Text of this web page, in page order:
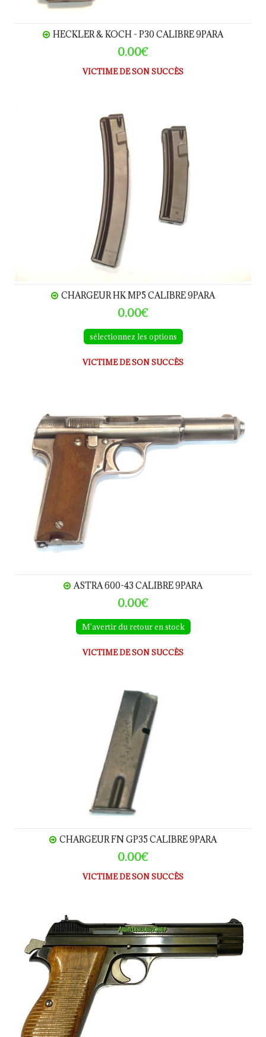
HECKLER & KOCH - P30 CALIBRE 9PARA
0.00€
VICTIME DE SON SUCCÈS
CHARGEUR HK MP5 CALIBRE 9PARA
0.00€
sélectionnez les options
VICTIME DE SON SUCCÈS
ASTRA 600-43 CALIBRE 9PARA
0.00€
M'avertir du retour en stock
VICTIME DE SON SUCCÈS
Chargeur FN GP35 calibre 9Para
CHARGEUR FN GP35 CALIBRE 9PARA
0.00€
VICTIME DE SON SUCCÈS
SIG P210 Privat 9mm